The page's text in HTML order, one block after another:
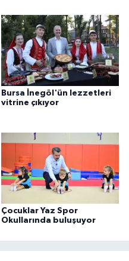
Bursa İnegöl'ün lezzetleri
vitrine çıkıyor
Çocuklar Yaz Spor
Okullarında buluşuyor